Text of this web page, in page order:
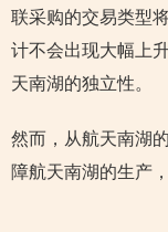
联采购的交易类型
计不会出现大幅上
天南湖的独立性。
然而，从航天南湖
障航天南湖的生产